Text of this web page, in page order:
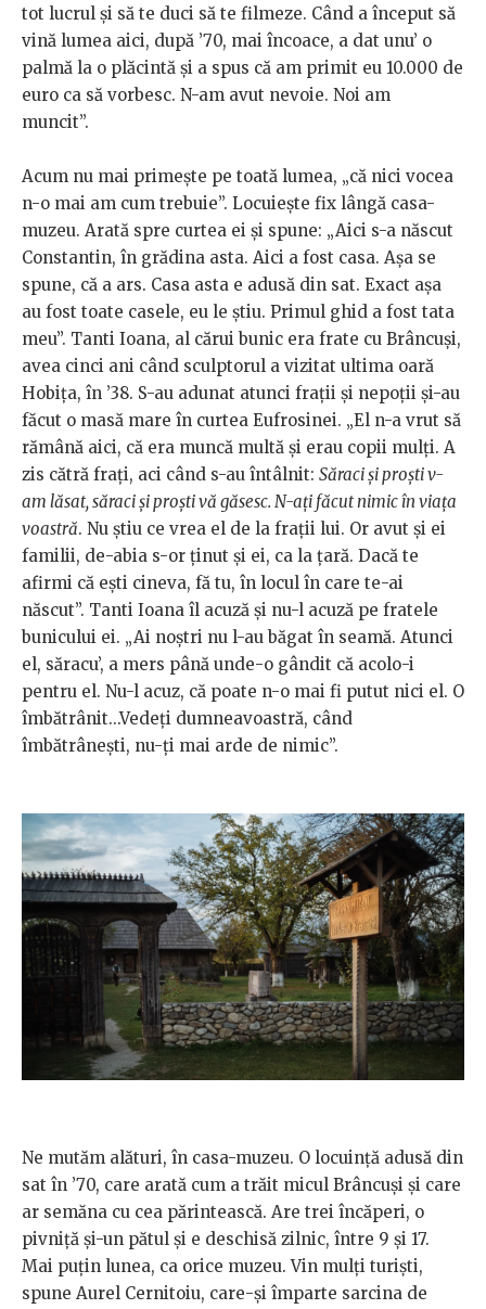
tot lucrul şi să te duci să te filmeze. Când a început să
vină lumea aici, după ’70, mai încoace, a dat unu’ o
palmă la o plăcintă şi a spus că am primit eu 10.000 de
euro ca să vorbesc. N-am avut nevoie. Noi am
muncit”.
Acum nu mai primeşte pe toată lumea, „că nici vocea
n-o mai am cum trebuie”. Locuieşte fix lângă casa-
muzeu. Arată spre curtea ei şi spune: „Aici s-a născut
Constantin, în grădina asta. Aici a fost casa. Aşa se
spune, că a ars. Casa asta e adusă din sat. Exact aşa
au fost toate casele, eu le ştiu. Primul ghid a fost tata
meu”. Tanti Ioana, al cărui bunic era frate cu Brâncuşi,
avea cinci ani când sculptorul a vizitat ultima oară
Hobiţa, în ’38. S-au adunat atunci fraţii şi nepoţii şi-au
făcut o masă mare în curtea Eufrosinei. „El n-a vrut să
rămână aici, că era muncă multă şi erau copii mulţi. A
zis cătră fraţi, aci când s-au întâlnit: Săraci şi proşti v-
am lăsat, săraci şi proşti vă găsesc. N-aţi făcut nimic în viaţa
voastră. Nu ştiu ce vrea el de la fraţii lui. Or avut şi ei
familii, de-abia s-or ţinut şi ei, ca la ţară. Dacă te
afirmi că eşti cineva, fă tu, în locul în care te-ai
născut”. Tanti Ioana îl acuză şi nu-l acuză pe fratele
bunicului ei. „Ai noştri nu l-au băgat în seamă. Atunci
el, săracu’, a mers până unde-o gândit că acolo-i
pentru el. Nu-l acuz, că poate n-o mai fi putut nici el. O
îmbătrânit...Vedeţi dumneavoastră, când
îmbătrâneşti, nu-ţi mai arde de nimic”.
Ne mutăm alături, în casa-muzeu. O locuinţă adusă din
sat în ’70, care arată cum a trăit micul Brâncuşi şi care
ar semăna cu cea părintească. Are trei încăperi, o
pivniţă şi-un pătul şi e deschisă zilnic, între 9 şi 17.
Mai puţin lunea, ca orice muzeu. Vin mulți turiști,
spune Aurel Cernitoiu, care-şi împarte sarcina de